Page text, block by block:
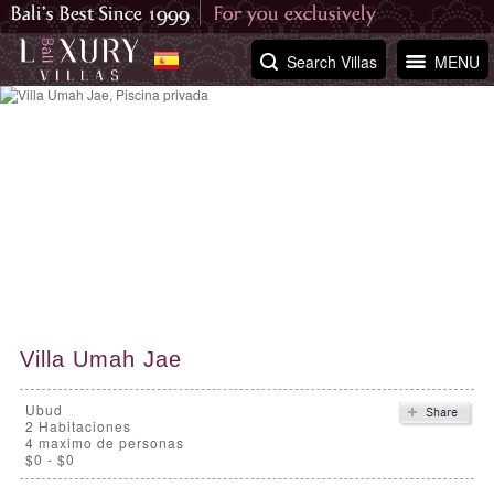
MENU
Search Villas
Villa Umah Jae
Ubud
2 Habitaciones
4 maximo de personas
$0 - $0